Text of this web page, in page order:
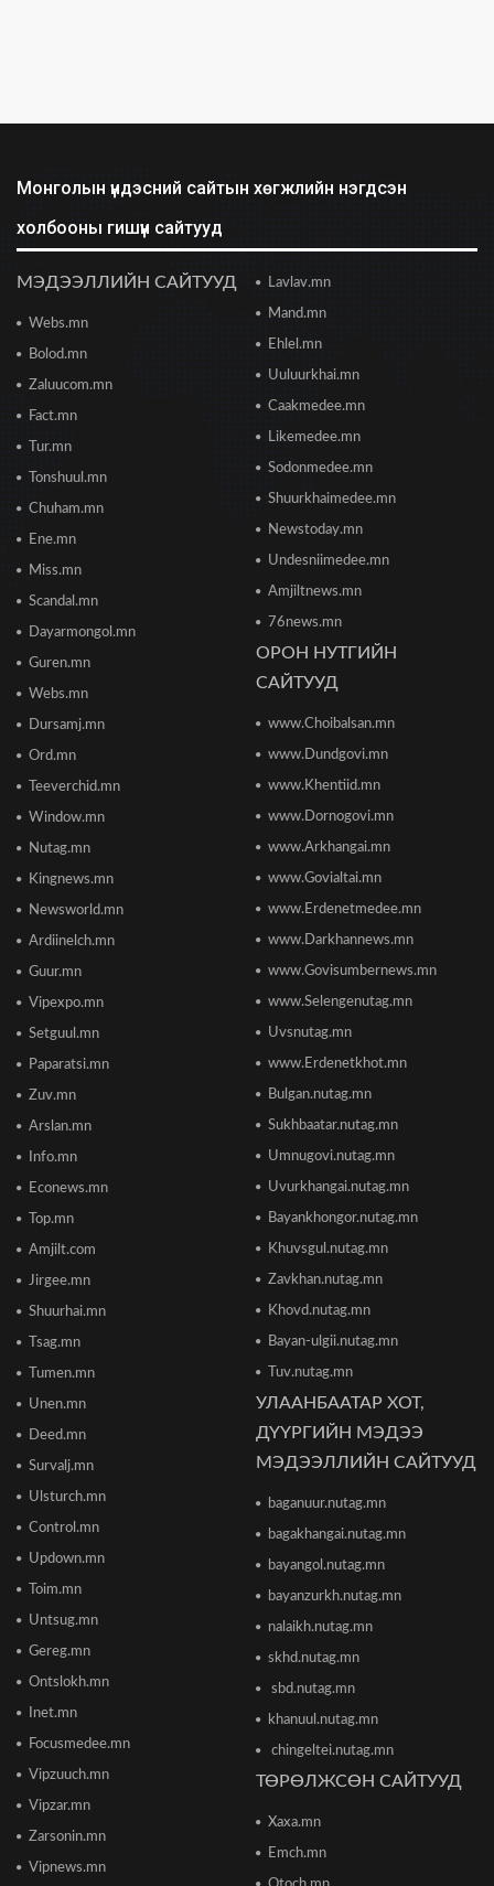
2028 оны сонгуульд Т.Баярхүү хүч үзэхээ
мэдэгдэв
худалдааны төв худалдаа эрхлэгчдэд хаалгаа
Борооны ус зайлуулах худаг, шугам руу ахуйн
2026/06/20 11:04
Б.Даваадалай: Уурхайн менежментээс
Сонсголгүй төрийн СОНСГОЛ-2
2026/06/19 10:17
Сонсголгүй төрийн СОНСГОЛ-2
Монгол Улсын дэлхийд өрсөлдөх чадвар 75
ТӨВҮҮДИЙН БАЙРШИЛ
2026/06/17 12:20
Отгонтэнгэр хайрханы тахилгад оролцохоор
ирж буй иргэдийн анхааралд
2026/06/16 15:28
Парламент хар тамхины хэргийн ялын
2026/06/16 15:49
Ши Жиньпин Монголд айлчилна
"The MongolZ" баг IEM Cologne Major-2026
тэмцээнийг гуравдугаар шатнаас өндөрлүүллээ
ТЦА: Согтуугаар автомашин жолоодож долоон
тээврийн хэрэгсэл мөргөсөн этгээдийг
2026/06/16 12:47
өсөлтийн төсөөллөө бууруулжээ
бодлогын хүүгээ өсгөжээ
2026/06/12 15:05
цацаж байгаа тул 10-14 хоног ойд чөлөөт цагаа
Монголын үндэсний сайтын хөгжлийн нэгдсэн
холбооны гишүүн сайтууд
МЭДЭЭЛЛИЙН САЙТУУД
Webs.mn
Bolod.mn
Zaluucom.mn
Fact.mn
Tur.mn
Tonshuul.mn
Chuham.mn
Ene.mn
Miss.mn
Scandal.mn
Dayarmongol.mn
Guren.mn
Webs.mn
Dursamj.mn
Ord.mn
Teeverchid.mn
Window.mn
Nutag.mn
Kingnews.mn
Newsworld.mn
Ardiinelch.mn
Guur.mn
Vipexpo.mn
Setguul.mn
Paparatsi.mn
Zuv.mn
Arslan.mn
Info.mn
Econews.mn
Top.mn
Amjilt.com
Jirgee.mn
Shuurhai.mn
Tsag.mn
Tumen.mn
Unen.mn
Deed.mn
Survalj.mn
Ulsturch.mn
Control.mn
Updown.mn
Toim.mn
Untsug.mn
Gereg.mn
Ontslokh.mn
Inet.mn
Focusmedee.mn
Vipzuuch.mn
Vipzar.mn
Zarsonin.mn
Vipnews.mn
Lavlav.mn
Mand.mn
Ehlel.mn
Uuluurkhai.mn
Caakmedee.mn
Likemedee.mn
Sodonmedee.mn
Shuurkhaimedee.mn
Newstoday.mn
Undesniimedee.mn
Amjiltnews.mn
76news.mn
ОРОН НУТГИЙН
САЙТУУД
www.Choibalsan.mn
www.Dundgovi.mn
www.Khentiid.mn
www.Dornogovi.mn
www.Arkhangai.mn
www.Govialtai.mn
www.Erdenetmedee.mn
www.Darkhannews.mn
www.Govisumbernews.mn
www.Selengenutag.mn
Uvsnutag.mn
www.Erdenetkhot.mn
Bulgan.nutag.mn
Sukhbaatar.nutag.mn
Umnugovi.nutag.mn
Uvurkhangai.nutag.mn
Bayankhongor.nutag.mn
Khuvsgul.nutag.mn
Zavkhan.nutag.mn
Khovd.nutag.mn
Bayan-ulgii.nutag.mn
Tuv.nutag.mn
УЛААНБААТАР ХОТ,
ДҮҮРГИЙН МЭДЭЭ
МЭДЭЭЛЛИЙН САЙТУУД
baganuur.nutag.mn
bagakhangai.nutag.mn
bayangol.nutag.mn
bayanzurkh.nutag.mn
nalaikh.nutag.mn
skhd.nutag.mn
sbd.nutag.mn
khanuul.nutag.mn
chingeltei.nutag.mn
ТӨРӨЛЖСӨН САЙТУУД
Xaxa.mn
Emch.mn